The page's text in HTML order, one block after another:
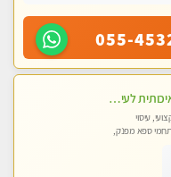
055-
מעסה צעירה איכותית לעיסוי מפנק ומקצועי - לאנשים איכותיים ורציניים בלבד.....VIP.
עיסוי
ספא מפנק,